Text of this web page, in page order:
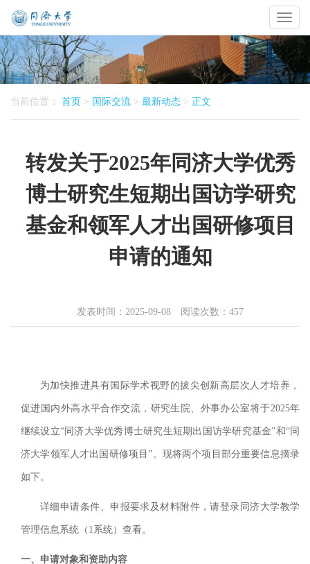
Toggle
当前位置： 首页 > 国际交流 > 最新动态 > 正文
转发关于2025年同济大学优秀
博士研究生短期出国访学研究
基金和领军人才出国研修项目
申请的通知
发表时间：2025-09-08 阅读次数： 457
为加快推进具有国际学术视野的拔尖创新高层次人才培养，
促进国内外高水平合作交流，研究生院、外事办公室将于2025年
继续设立“同济大学优秀博士研究生短期出国访学研究基金”和“同
济大学领军人才出国研修项目”。现将两个项目部分重要信息摘录
如下。
详细申请条件、申报要求及材料附件，请登录同济大学教学
管理信息系统（1系统）查看。
一、申请对象和资助内容